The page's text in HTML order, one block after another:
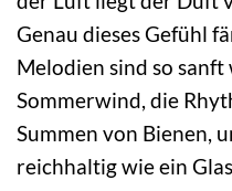
Genau dieses Gefühl
Melodien sind so
Sommerwind, die
Summen von Bienen,
reichhaltig wie ein